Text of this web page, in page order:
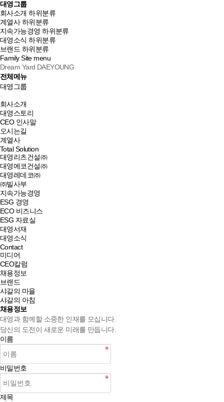
대영그룹
회사소개 하위분류
계열사 하위분류
지속가능경영 하위분류
대영소식 하위분류
브랜드 하위분류
Family Site menu
Dream Yard DAEYOUNG
전체메뉴
대영그룹
회사소개
대영스토리
CEO 인사말
오시는길
계열사
Total Solution
대영리츠건설㈜
대영에코건설㈜
대영레데코㈜
㈜빌사부
지속가능경영
ESG 경영
ECO 비즈니스
ESG 자료실
대영서재
대영소식
Contact
미디어
CEO칼럼
채용정보
브랜드
샤갈의 마을
샤갈의 아침
채용정보
대영과 함께할 소중한 인재를 모십니다.
당신의 도전이 새로운 미래를 만듭니다.
이름
비밀번호
제목